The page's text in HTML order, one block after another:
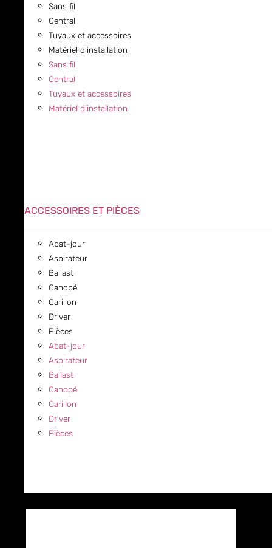
Sans fil
Central
Tuyaux et accessoires
Matériel d’installation
Sans fil
Central
Tuyaux et accessoires
Matériel d’installation
ACCESSOIRES ET PIÈCES
Abat-jour
Aspirateur
Ballast
Canopé
Carillon
Driver
Pièces
Abat-jour
Aspirateur
Ballast
Canopé
Carillon
Driver
Pièces